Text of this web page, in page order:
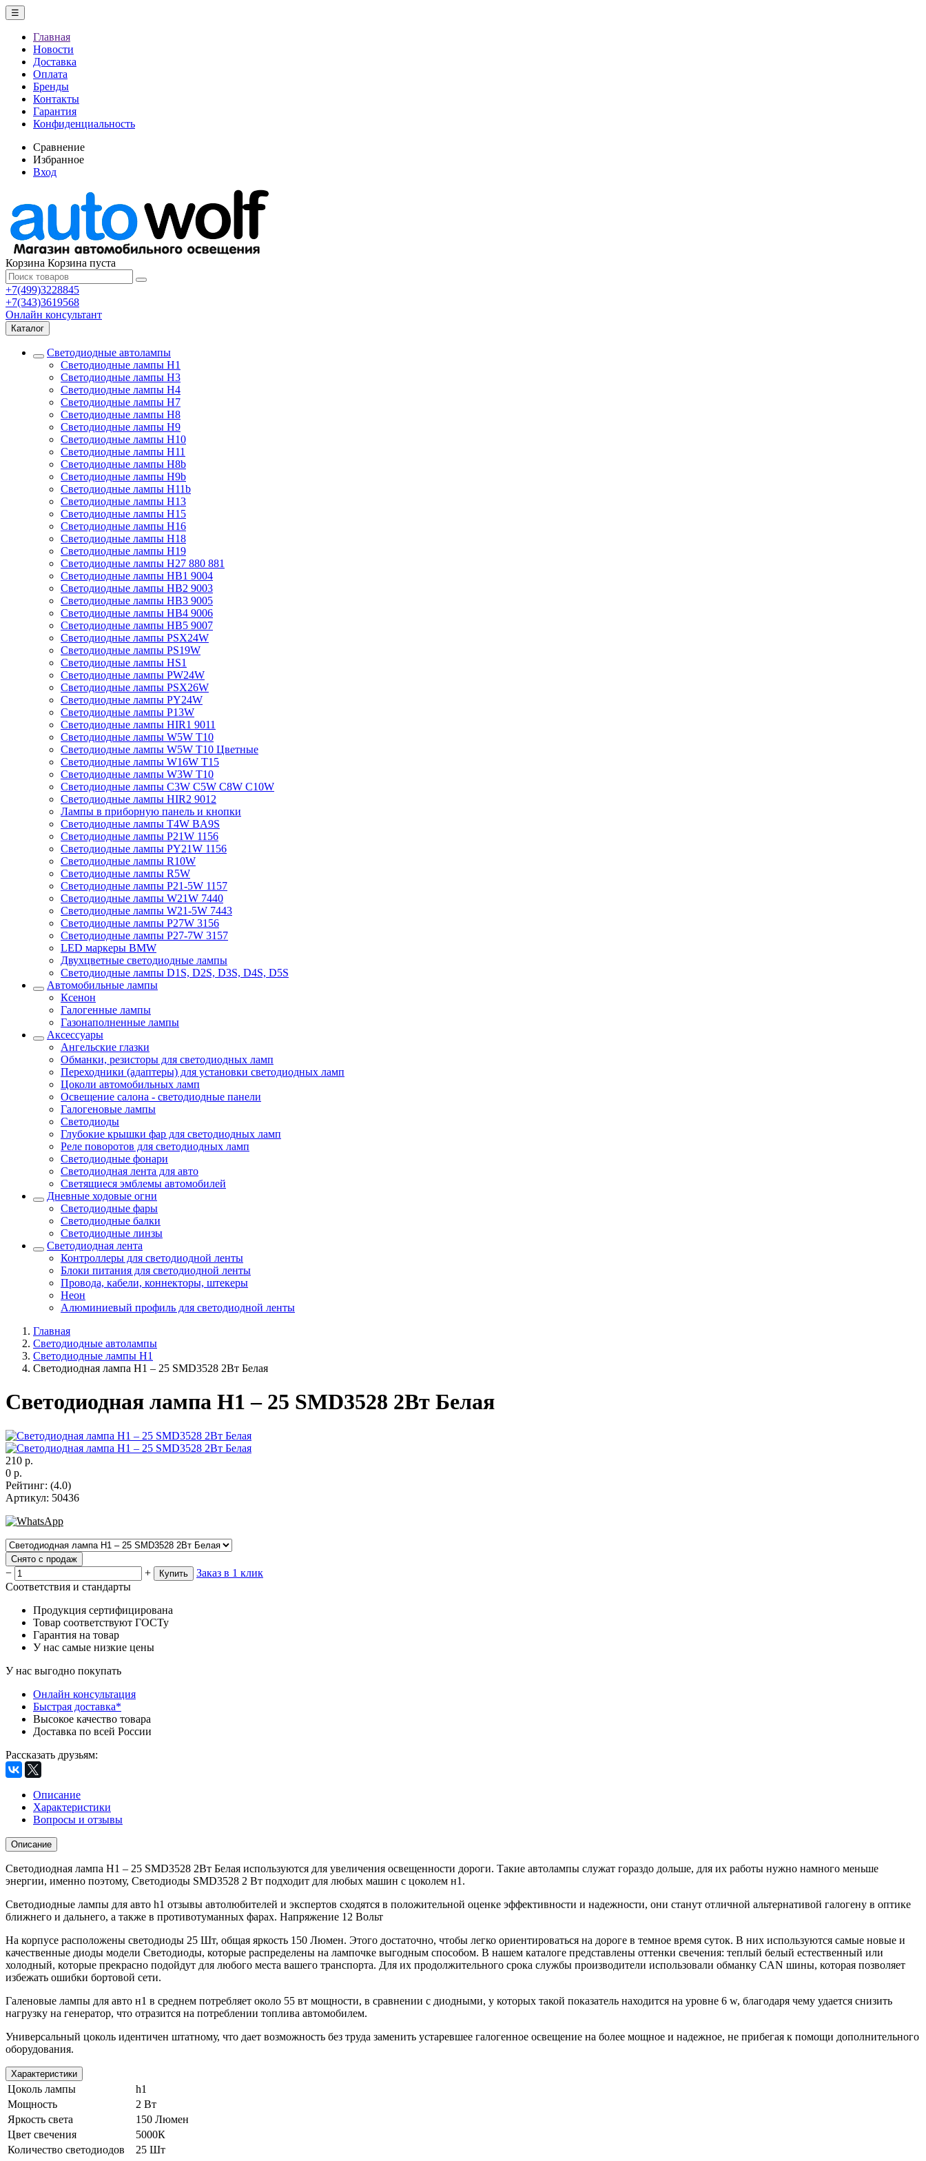
☰
Главная
Новости
Доставка
Оплата
Бренды
Контакты
Гарантия
Конфиденциальность
Сравнение
Избранное
Вход
Корзина Корзина пуста
+7(499)3228845
+7(343)3619568
Онлайн консультант
Каталог
Светодиодные автолампы
Светодиодные лампы H1
Светодиодные лампы H3
Светодиодные лампы H4
Светодиодные лампы H7
Светодиодные лампы H8
Светодиодные лампы H9
Светодиодные лампы H10
Светодиодные лампы H11
Светодиодные лампы H8b
Светодиодные лампы H9b
Светодиодные лампы H11b
Светодиодные лампы H13
Светодиодные лампы H15
Светодиодные лампы H16
Светодиодные лампы H18
Светодиодные лампы H19
Светодиодные лампы H27 880 881
Светодиодные лампы HB1 9004
Светодиодные лампы HB2 9003
Светодиодные лампы HB3 9005
Светодиодные лампы HB4 9006
Светодиодные лампы HB5 9007
Светодиодные лампы PSX24W
Светодиодные лампы PS19W
Светодиодные лампы HS1
Светодиодные лампы PW24W
Светодиодные лампы PSX26W
Светодиодные лампы PY24W
Светодиодные лампы P13W
Светодиодные лампы HIR1 9011
Светодиодные лампы W5W T10
Светодиодные лампы W5W T10 Цветные
Светодиодные лампы W16W Т15
Светодиодные лампы W3W T10
Светодиодные лампы C3W C5W C8W C10W
Светодиодные лампы HIR2 9012
Лампы в приборную панель и кнопки
Светодиодные лампы T4W BA9S
Светодиодные лампы P21W 1156
Светодиодные лампы PY21W 1156
Светодиодные лампы R10W
Светодиодные лампы R5W
Светодиодные лампы P21-5W 1157
Светодиодные лампы W21W 7440
Светодиодные лампы W21-5W 7443
Светодиодные лампы P27W 3156
Светодиодные лампы P27-7W 3157
LED маркеры BMW
Двухцветные светодиодные лампы
Светодиодные лампы D1S, D2S, D3S, D4S, D5S
Автомобильные лампы
Ксенон
Галогенные лампы
Газонаполненные лампы
Аксессуары
Ангельские глазки
Обманки, резисторы для светодиодных ламп
Переходники (адаптеры) для установки светодиодных ламп
Цоколи автомобильных ламп
Освещение салона - светодиодные панели
Галогеновые лампы
Светодиоды
Глубокие крышки фар для светодиодных ламп
Реле поворотов для светодиодных ламп
Светодиодные фонари
Светодиодная лента для авто
Светящиеся эмблемы автомобилей
Дневные ходовые огни
Светодиодные фары
Светодиодные балки
Светодиодные линзы
Светодиодная лента
Контроллеры для светодиодной ленты
Блоки питания для светодиодной ленты
Провода, кабели, коннекторы, штекеры
Неон
Алюминиевый профиль для светодиодной ленты
Главная
Светодиодные автолампы
Светодиодные лампы H1
Светодиодная лампа H1 – 25 SMD3528 2Вт Белая
Светодиодная лампа H1 – 25 SMD3528 2Вт Белая
210 р.
0 р.
Рейтинг: (4.0)
Артикул: 50436
Снято с продаж
− + Купить
Заказ в 1 клик
Соответствия и стандарты
Продукция сертифицирована
Товар соответствуют ГОСТу
Гарантия на товар
У нас самые низкие цены
У нас выгодно покупать
Онлайн консультация
Быстрая доставка*
Высокое качество товара
Доставка по всей России
Рассказать друзьям:
Описание
Характеристики
Вопросы и отзывы
Описание
Светодиодная лампа H1 – 25 SMD3528 2Вт Белая используются для увеличения освещенности дороги. Такие автолампы служат гораздо дольше, для их работы нужно намного меньше
энергии, именно поэтому, Светодиоды SMD3528 2 Вт подходит для любых машин с цоколем н1.
Светодиодные лампы для авто h1 отзывы автолюбителей и экспертов сходятся в положительной оценке эффективности и надежности, они станут отличной альтернативой галогену в оптике
ближнего и дальнего, а также в противотуманных фарах. Напряжение 12 Вольт
На корпусе расположены светодиоды 25 Шт, общая яркость 150 Люмен. Этого достаточно, чтобы легко ориентироваться на дороге в темное время суток. В них используются самые новые и
качественные диоды модели Светодиоды, которые распределены на лампочке выгодным способом. В нашем каталоге представлены оттенки свечения: теплый белый естественный или
холодный, которые прекрасно подойдут для любого места вашего транспорта. Для их продолжительного срока службы производители использовали обманку CAN шины, которая позволяет
избежать ошибки бортовой сети.
Галеновые лампы для авто н1 в среднем потребляет около 55 вт мощности, в сравнении с диодными, у которых такой показатель находится на уровне 6 w, благодаря чему удается снизить
нагрузку на генератор, что отразится на потреблении топлива автомобилем.
Универсальный цоколь идентичен штатному, что дает возможность без труда заменить устаревшее галогенное освещение на более мощное и надежное, не прибегая к помощи дополнительного
оборудования.
Характеристики
Цоколь лампы
h1
Мощность
2 Вт
Яркость света
150 Люмен
Цвет свечения
5000К
Количество светодиодов
25 Шт